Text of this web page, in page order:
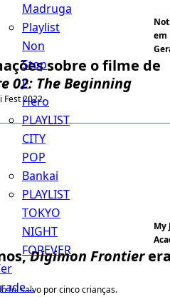
Madruga
Playlist
Non
Stop
J-
Hero
PLAYLIST
CITY
POP
Bankai
PLAYLIST
TOKYO
NIGHT
FOREVER
em
sobre o filme de
02: The Beginning
Fest 2022.
My
Digimon Frontier
foi salvo por cinco crianças.